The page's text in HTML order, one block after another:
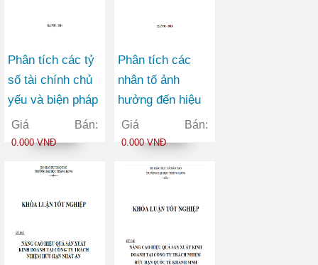
Phân tích các tỷ
số tài chính chủ
yếu và biện pháp
cải thiện hoạt
động sản xuất
Công ty Cổ phần
Dệt may Thái
Giá Bán:
0.000 VNĐ
Phân tích các
nhân tố ảnh
hưởng đến hiệu
quả sản xuất kinh
doanh của các
Xây dựng được
khoán Việt Nam
Giá Bán:
0.000 VNĐ